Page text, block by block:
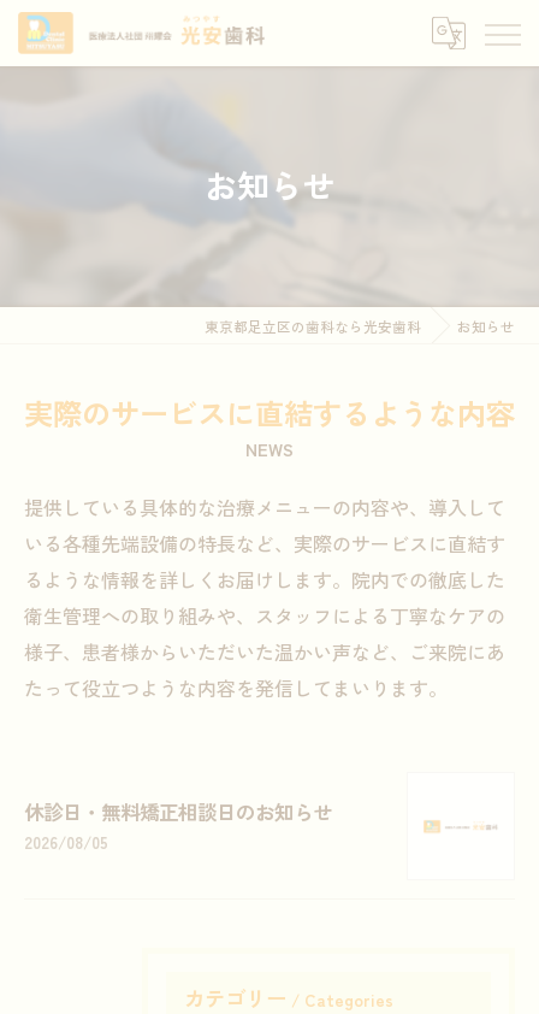
お知らせ
東京都足立区の歯科なら光安歯科 お知らせ
実際のサービスに直結するような内容
NEWS
提供している具体的な治療メニューの内容や、導入して
いる各種先端設備の特長など、実際のサービスに直結す
るような情報を詳しくお届けします。院内での徹底した
衛生管理への取り組みや、スタッフによる丁寧なケアの
様子、患者様からいただいた温かい声など、ご来院にあ
たって役立つような内容を発信してまいります。
休診日・無料矯正相談日のお知らせ
2026/08/05
カテゴリー Categories